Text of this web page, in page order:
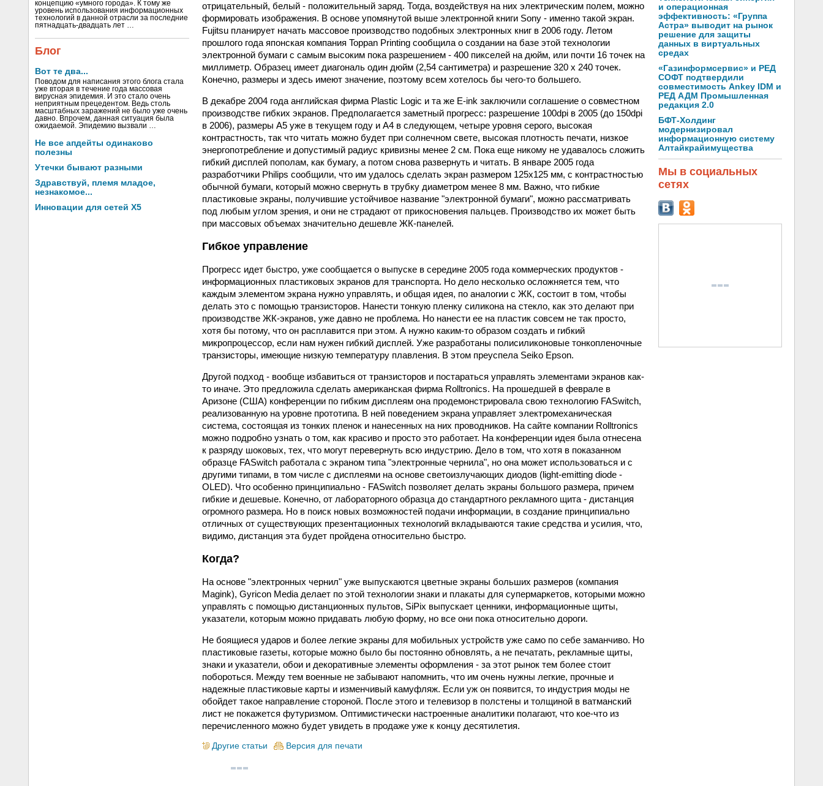
концепцию «умного города». К тому же
уровень использования информационных
технологий в данной отрасли за последние
пятнадцать-двадцать лет …
Блог
Вот те два...
Поводом для написания этого блога стала
уже вторая в течение года массовая
вирусная эпидемия. И это стало очень
неприятным прецедентом. Ведь столь
масштабных заражений не было уже очень
давно. Впрочем, данная ситуация была
ожидаемой. Эпидемию вызвали …
Не все апдейты одинаково
полезны
Утечки бывают разными
Здравствуй, племя младое,
незнакомое...
Инновации для сетей X5
отрицательный, белый - положительный заряд. Тогда, воздействуя на них электрическим полем, можно
формировать изображения. В основе упомянутой выше электронной книги Sony - именно такой экран.
Fujitsu планирует начать массовое производство подобных электронных книг в 2006 году. Летом
прошлого года японская компания Toppan Printing сообщила о создании на базе этой технологии
электронной бумаги с самым высоким пока разрешением - 400 пикселей на дюйм, или почти 16 точек на
миллиметр. Образец имеет диагональ один дюйм (2,54 сантиметра) и разрешение 320 х 240 точек.
Конечно, размеры и здесь имеют значение, поэтому всем хотелось бы чего-то большего.
В декабре 2004 года английская фирма Plastic Logic и та же E-ink заключили соглашение о совместном
производстве гибких экранов. Предполагается заметный прогресс: разрешение 100dpi в 2005 (до 150dpi
в 2006), размеры A5 уже в текущем году и A4 в следующем, четыре уровня серого, высокая
контрастность, так что читать можно будет при солнечном свете, высокая плотность печати, низкое
энергопотребление и допустимый радиус кривизны менее 2 см. Пока еще никому не удавалось сложить
гибкий дисплей пополам, как бумагу, а потом снова развернуть и читать. В январе 2005 года
разработчики Philips сообщили, что им удалось сделать экран размером 125х125 мм, с контрастностью
обычной бумаги, который можно свернуть в трубку диаметром менее 8 мм. Важно, что гибкие
пластиковые экраны, получившие устойчивое название "электронной бумаги", можно рассматривать
под любым углом зрения, и они не страдают от прикосновения пальцев. Производство их может быть
при массовых объемах значительно дешевле ЖК-панелей.
Гибкое управление
Прогресс идет быстро, уже сообщается о выпуске в середине 2005 года коммерческих продуктов -
информационных пластиковых экранов для транспорта. Но дело несколько осложняется тем, что
каждым элементом экрана нужно управлять, и общая идея, по аналогии с ЖК, состоит в том, чтобы
делать это с помощью транзисторов. Нанести тонкую пленку силикона на стекло, как это делают при
производстве ЖК-экранов, уже давно не проблема. Но нанести ее на пластик совсем не так просто,
хотя бы потому, что он расплавится при этом. А нужно каким-то образом создать и гибкий
микропроцессор, если нам нужен гибкий дисплей. Уже разработаны полисиликоновые тонкопленочные
транзисторы, имеющие низкую температуру плавления. В этом преуспела Seiko Epson.
Другой подход - вообще избавиться от транзисторов и постараться управлять элементами экранов как-
то иначе. Это предложила сделать американская фирма Rolltronics. На прошедшей в феврале в
Аризоне (США) конференции по гибким дисплеям она продемонстрировала свою технологию FASwitch,
реализованную на уровне прототипа. В ней поведением экрана управляет электромеханическая
система, состоящая из тонких пленок и нанесенных на них проводников. На сайте компании Rolltronics
можно подробно узнать о том, как красиво и просто это работает. На конференции идея была отнесена
к разряду шоковых, тех, что могут перевернуть всю индустрию. Дело в том, что хотя в показанном
образце FASwitch работала с экраном типа "электронные чернила", но она может использоваться и с
другими типами, в том числе с дисплеями на основе светоизлучающих диодов (light-emitting diode -
OLED). Что особенно принципиально - FASwitch позволяет делать экраны большого размера, причем
гибкие и дешевые. Конечно, от лабораторного образца до стандартного рекламного щита - дистанция
огромного размера. Но в поиск новых возможностей подачи информации, в создание принципиально
отличных от существующих презентационных технологий вкладываются такие средства и усилия, что,
видимо, дистанция эта будет пройдена относительно быстро.
Когда?
На основе "электронных чернил" уже выпускаются цветные экраны больших размеров (компания
Magink), Gyricon Media делает по этой технологии знаки и плакаты для супермаркетов, которыми можно
управлять с помощью дистанционных пультов, SiPix выпускает ценники, информационные щиты,
указатели, которым можно придавать любую форму, но все они пока относительно дороги.
Не боящиеся ударов и более легкие экраны для мобильных устройств уже само по себе заманчиво. Но
пластиковые газеты, которые можно было бы постоянно обновлять, а не печатать, рекламные щиты,
знаки и указатели, обои и декоративные элементы оформления - за этот рынок тем более стоит
побороться. Между тем военные не забывают напомнить, что им очень нужны легкие, прочные и
надежные пластиковые карты и изменчивый камуфляж. Если уж он появится, то индустрия моды не
обойдет такое направление стороной. После этого и телевизор в полстены и толщиной в ватманский
лист не покажется футуризмом. Оптимистически настроенные аналитики полагают, что кое-что из
перечисленного можно будет увидеть в продаже уже к концу десятилетия.
Другие статьи Версия для печати
и операционная
эффективность: «Группа
Астра» выводит на рынок
решение для защиты
данных в виртуальных
средах
«Газинформсервис» и РЕД
СОФТ подтвердили
совместимость Ankey IDM и
РЕД АДМ Промышленная
редакция 2.0
БФТ-Холдинг
модернизировал
информационную систему
Алтайкрайимущества
Мы в социальных
сетях